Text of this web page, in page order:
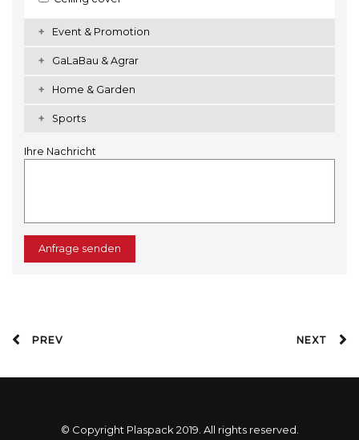
Event & Promotion
GaLaBau & Agrar
Home & Garden
Sports
Ihre Nachricht
Anfrage senden
PREV NEXT
© Copyright Plaspack 2019. All rights reserved.